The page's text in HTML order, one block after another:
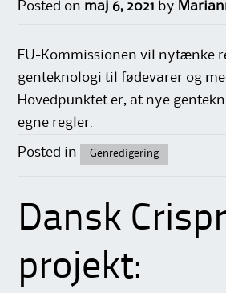
Posted on maj 6, 2021 by
EU-Kommissionen vil nytænke
genteknologi til fødevarer og
Hovedpunktet er, at nye
egne regler.
Posted in Genredigering
Dansk
projekt: